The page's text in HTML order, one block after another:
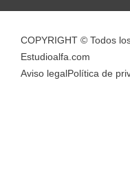
COPYRIGHT © Todos
Estudioalfa.com
Aviso legalPolítica de